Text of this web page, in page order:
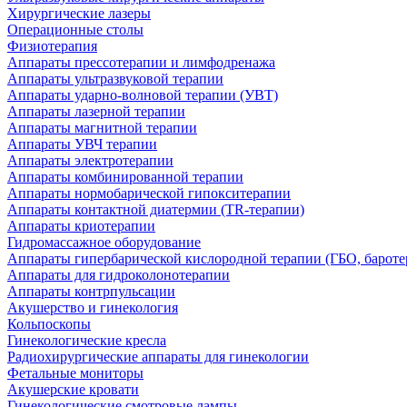
Хирургические лазеры
Операционные столы
Физиотерапия
Аппараты прессотерапии и лимфодренажа
Аппараты ультразвуковой терапии
Аппараты ударно-волновой терапии (УВТ)
Аппараты лазерной терапии
Аппараты магнитной терапии
Аппараты УВЧ терапии
Аппараты электротерапии
Аппараты комбинированной терапии
Аппараты нормобарической гипокситерапии
Аппараты контактной диатермии (TR-терапии)
Аппараты криотерапии
Гидромассажное оборудование
Аппараты гипербарической кислородной терапии (ГБО,
Аппараты для гидроколонотерапии
Аппараты контрпульсации
Акушерство и гинекология
Кольпоскопы
Гинекологические кресла
Радиохирургические аппараты для гинекологии
Фетальные мониторы
Акушерские кровати